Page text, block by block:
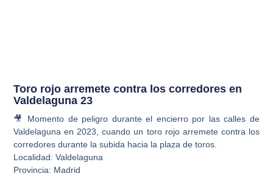
Toro rojo arremete contra los corredores en
Valdelaguna 23
🎥 Momento de peligro durante el encierro por las calles de
Valdelaguna en 2023, cuando un toro rojo arremete contra los
corredores durante la subida hacia la plaza de toros.
Localidad: Valdelaguna
Provincia: Madrid